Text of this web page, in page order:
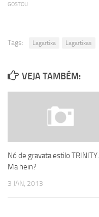
GOSTOU
Tags: Lagartixa Lagartixas
VEJA TAMBÉM:
Nó de gravata estilo TRINITY.
Ma hein?
3 JAN, 2013